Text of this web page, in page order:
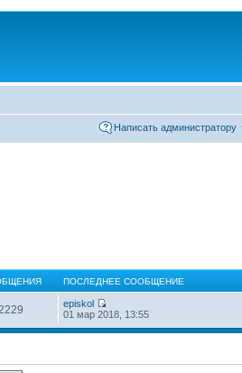
Написать администратору
ПОСЛЕДНЕЕ СООБЩЕНИЕ
2229
episkol
01 мар 2018, 13:55